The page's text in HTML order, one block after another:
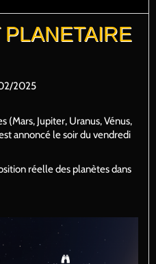
2025
(Mars, Jupiter, Uranus, Vénus,
annoncé le soir du vendredi
réelle des planètes dans